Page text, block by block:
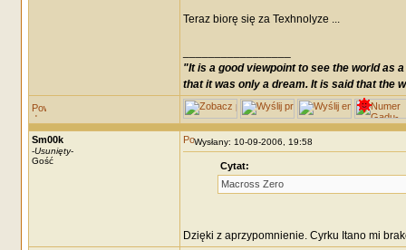
Teraz biorę się za Texhnolyze ...
"It is a good viewpoint to see the world as
that it was only a dream. It is said that the
Sm00k
-Usunięty-
Gość
Wysłany: 10-09-2006, 19:58
Cytat:
Macross Zero
Dzięki z aprzypomnienie. Cyrku Itano mi